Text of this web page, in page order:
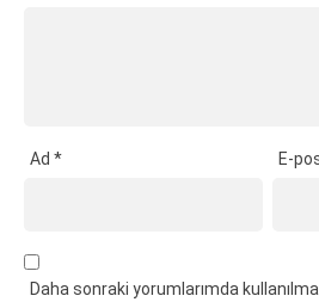
Ad * E-
Daha sonraki yorumlarımda